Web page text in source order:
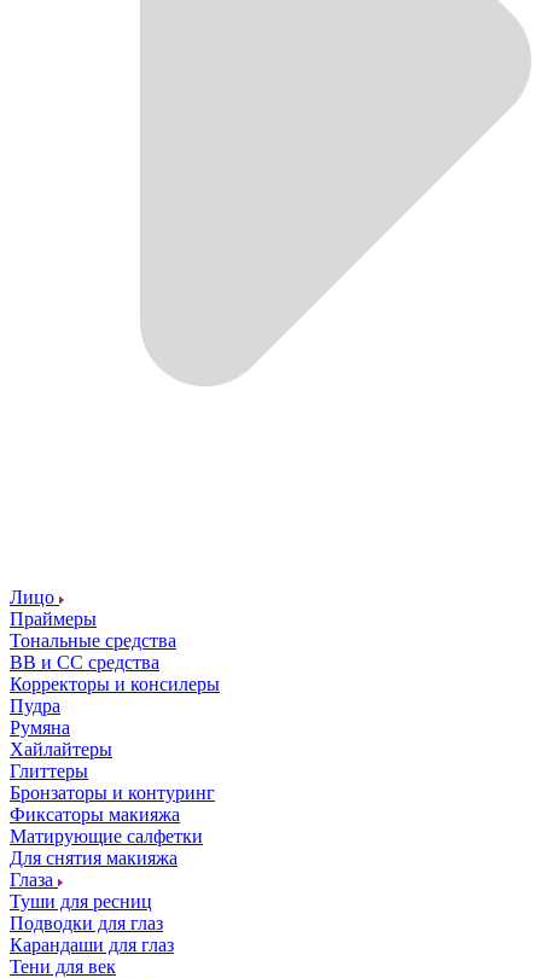
Лицо
Праймеры
Тональные средства
ВВ и СС средства
Корректоры и консилеры
Пудра
Румяна
Хайлайтеры
Глиттеры
Бронзаторы и контуринг
Фиксаторы макияжа
Матирующие салфетки
Для снятия макияжа
Глаза
Туши для ресниц
Подводки для глаз
Карандаши для глаз
Тени для век